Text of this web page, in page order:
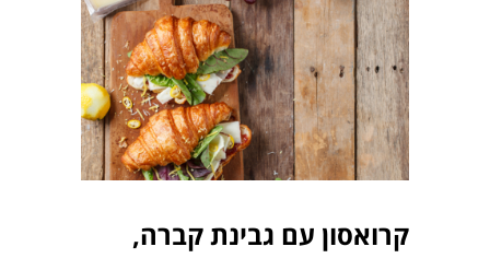
קרואסון‭ ‬עם‭ ‬גבינת‭ ‬קברה‭,